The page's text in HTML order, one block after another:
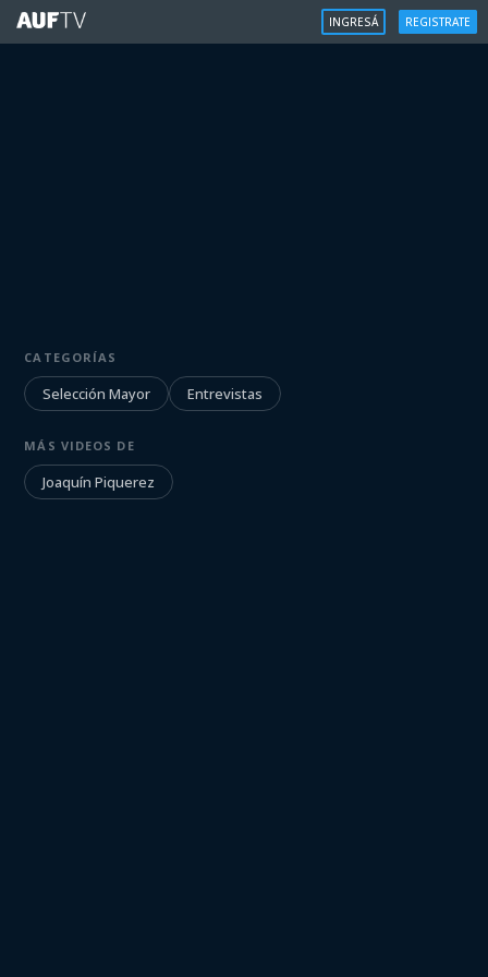
INGRESÁ REGISTRATE
Entrevista a Joaquín Piquerez |
22/3/2023
Iniciá sesión para ver
CATEGORÍAS
Selección Mayor Entrevistas
MÁS VIDEOS DE
Joaquín Piquerez